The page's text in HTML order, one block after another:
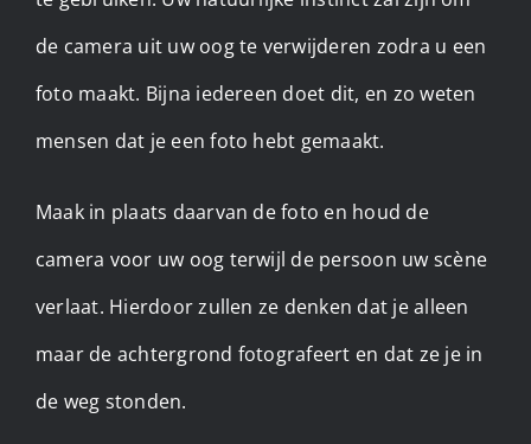
de camera uit uw oog te verwijderen zodra u een
foto maakt. Bijna iedereen doet dit, en zo weten
mensen dat je een foto hebt gemaakt.
Maak in plaats daarvan de foto en houd de
camera voor uw oog terwijl de persoon uw scène
verlaat. Hierdoor zullen ze denken dat je alleen
maar de achtergrond fotografeert en dat ze je in
de weg stonden.